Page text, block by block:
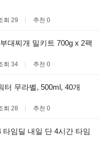
회 29 추천 0
대찌개 밀키트 700g x 2팩
회 34 추천 0
터 무라벨, 500ml, 40개
회 28 추천 0
타임딜 내일 단 4시간 타임